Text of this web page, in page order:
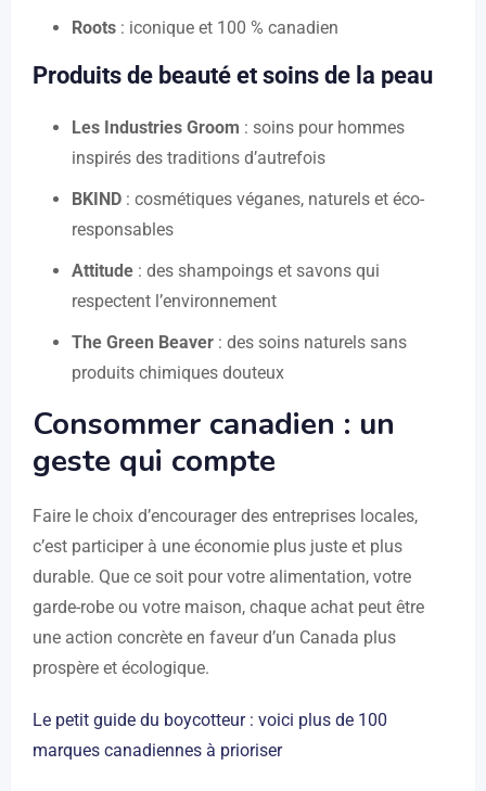
Roots : iconique et 100 % canadien
Produits de beauté et soins de la peau
Les Industries Groom : soins pour hommes
inspirés des traditions d’autrefois
BKIND : cosmétiques véganes, naturels et éco-
responsables
Attitude : des shampoings et savons qui
respectent l’environnement
The Green Beaver : des soins naturels sans
produits chimiques douteux
Consommer canadien : un
geste qui compte
Faire le choix d’encourager des entreprises locales,
c’est participer à une économie plus juste et plus
durable. Que ce soit pour votre alimentation, votre
garde-robe ou votre maison, chaque achat peut être
une action concrète en faveur d’un Canada plus
prospère et écologique.
Le petit guide du boycotteur : voici plus de 100
marques canadiennes à prioriser